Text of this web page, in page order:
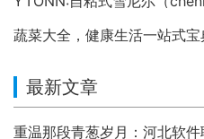
蔬菜大全，健康生活一站式宝
最新文章